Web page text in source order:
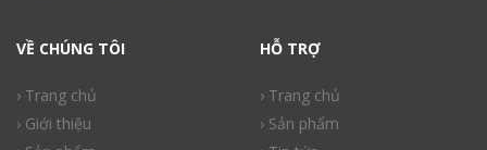
VỀ CHÚNG TÔI
› Trang chủ
› Giới thiệu
HỖ TRỢ
› Trang chủ
› Sản phẩm